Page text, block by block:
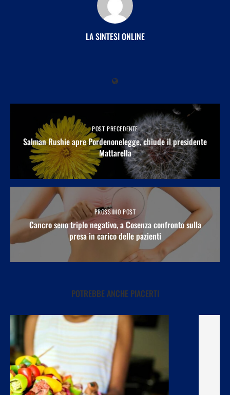
LA SINTESI ONLINE
POST PRECEDENTE
Salman Rushie apre Pordenonelegge, chiude il presidente
Mattarella
PROSSIMO POST
Cancro seno triplo negativo, a Cosenza confronto sulla
presa in carico delle pazienti
POTREBBE ANCHE PIACERTI